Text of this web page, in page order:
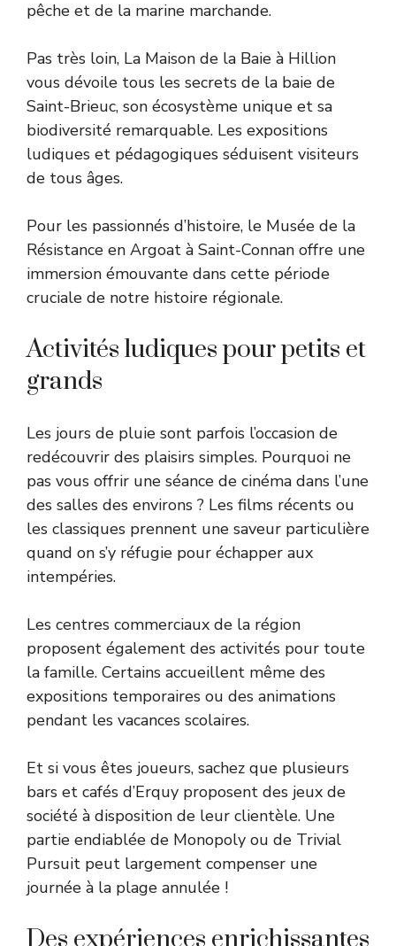
pêche et de la marine marchande.
Pas très loin, La Maison de la Baie à Hillion
vous dévoile tous les secrets de la baie de
Saint-Brieuc, son écosystème unique et sa
biodiversité remarquable. Les expositions
ludiques et pédagogiques séduisent visiteurs
de tous âges.
Pour les passionnés d’histoire, le Musée de la
Résistance en Argoat à Saint-Connan offre une
immersion émouvante dans cette période
cruciale de notre histoire régionale.
Activités ludiques pour petits et
grands
Les jours de pluie sont parfois l’occasion de
redécouvrir des plaisirs simples. Pourquoi ne
pas vous offrir une séance de cinéma dans l’une
des salles des environs ? Les films récents ou
les classiques prennent une saveur particulière
quand on s’y réfugie pour échapper aux
intempéries.
Les centres commerciaux de la région
proposent également des activités pour toute
la famille. Certains accueillent même des
expositions temporaires ou des animations
pendant les vacances scolaires.
Et si vous êtes joueurs, sachez que plusieurs
bars et cafés d’Erquy proposent des jeux de
société à disposition de leur clientèle. Une
partie endiablée de Monopoly ou de Trivial
Pursuit peut largement compenser une
journée à la plage annulée !
Des expériences enrichissantes